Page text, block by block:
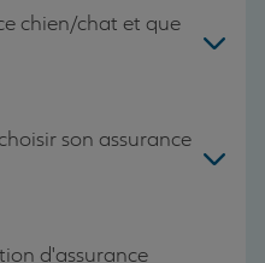
chien/chat et que
son assurance
d'assurance